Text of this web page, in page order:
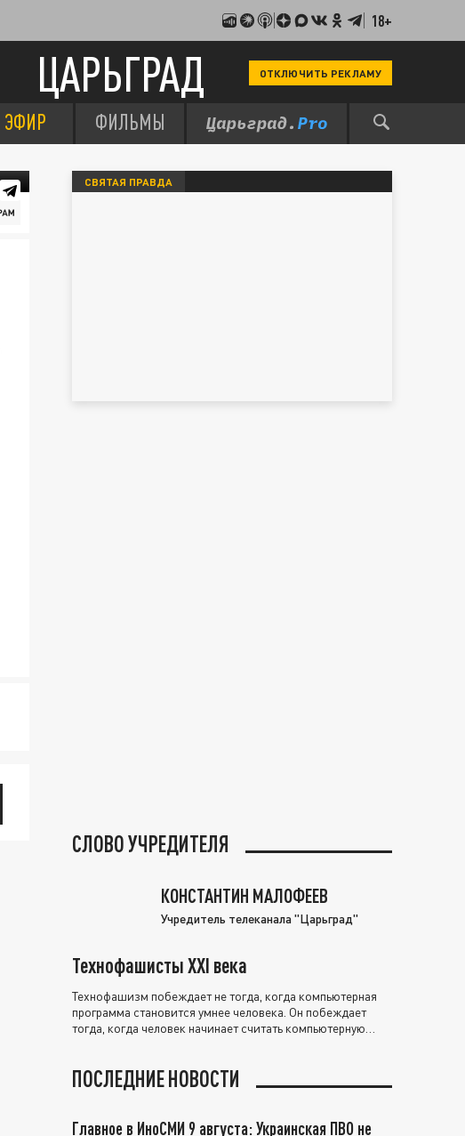
18+
ЦАРЬГРАД ОТКЛЮЧИТЬ РЕКЛАМУ
ЭФИР ФИЛЬМЫ
СВЯТАЯ ПРАВДА
СЛОВО УЧРЕДИТЕЛЯ
КОНСТАНТИН МАЛОФЕЕВ
Учредитель телеканала "Царьград"
Технофашисты XXI века
Технофашизм побеждает не тогда, когда компьютерная
программа становится умнее человека. Он побеждает
тогда, когда человек начинает считать компьютерную
ПОСЛЕДНИЕ НОВОСТИ
Главное в ИноСМИ 9 августа: Украинская ПВО не